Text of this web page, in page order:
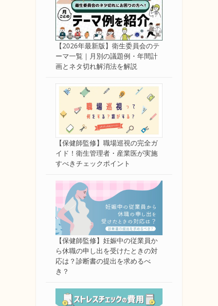
【2026年最新版】衛生委員会のテ
ーマ一覧｜月別の議題例・年間計
画とネタ切れ解消法を解説
【保健師監修】職場巡視の完全ガ
イド！衛生管理者・産業医が実施
すべきチェックポイント
【保健師監修】妊娠中の従業員か
ら休職の申し出を受けたときの対
応は？診断書の提出を求めるべ
き？